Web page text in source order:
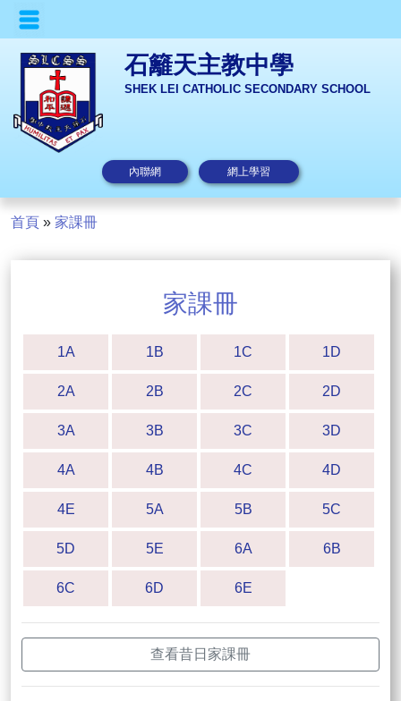
石籬天主教中學
SHEK LEI CATHOLIC SECONDARY SCHOOL
內聯網 網上學習
首頁 » 家課冊
家課冊
1A 1B 1C 1D
2A 2B 2C 2D
3A 3B 3C 3D
4A 4B 4C 4D
4E 5A 5B 5C
5D 5E 6A 6B
6C 6D 6E
查看昔日家課冊